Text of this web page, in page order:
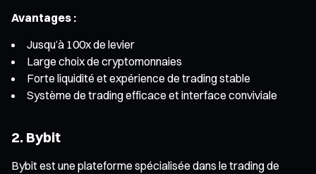
Avantages :
Jusqu’à 100x de levier
Large choix de cryptomonnaies
Forte liquidité et expérience de trading stable
Système de trading efficace et interface conviviale
2. Bybit
Bybit est une plateforme spécialisée dans le trading de